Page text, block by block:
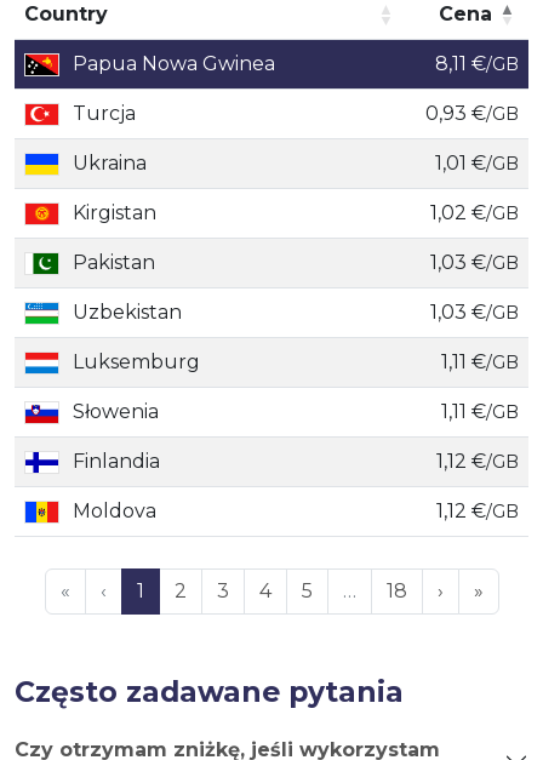
Country
Cena
Country
Cena
Papua Nowa Gwinea 8,11 €/GB
Turcja 0,93 €/GB
Ukraina 1,01 €/GB
Kirgistan 1,02 €/GB
Pakistan 1,03 €/GB
Uzbekistan 1,03 €/GB
Luksemburg 1,11 €/GB
Słowenia 1,11 €/GB
Finlandia 1,12 €/GB
Moldova 1,12 €/GB
« ‹ 1 2 3 4 5 … 18 › »
Często zadawane pytania
Czy otrzymam zniżkę, jeśli wykorzystam